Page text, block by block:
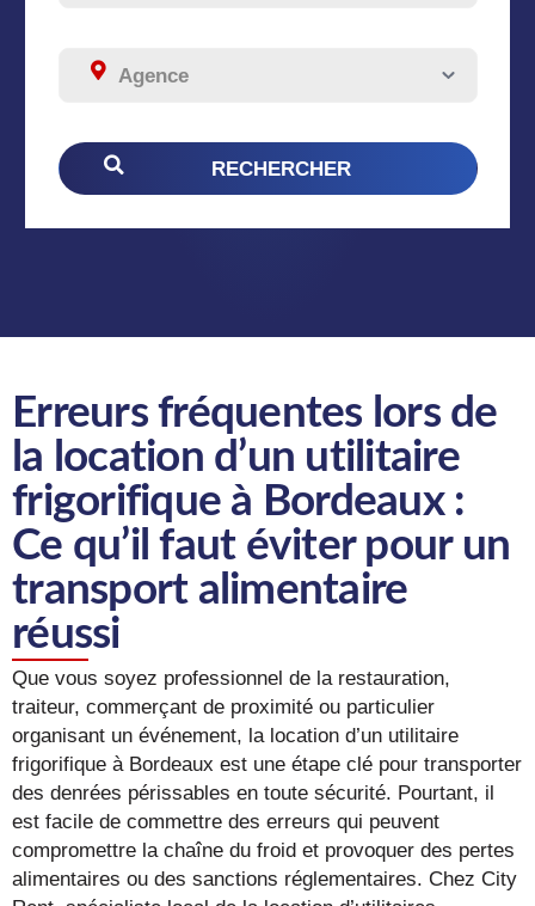
Erreurs fréquentes lors de
la location d’un utilitaire
frigorifique à Bordeaux :
Ce qu’il faut éviter pour un
transport alimentaire
réussi
Que vous soyez professionnel de la restauration,
traiteur, commerçant de proximité ou particulier
organisant un événement, la location d’un utilitaire
frigorifique à Bordeaux est une étape clé pour transporter
des denrées périssables en toute sécurité. Pourtant, il
est facile de commettre des erreurs qui peuvent
compromettre la chaîne du froid et provoquer des pertes
alimentaires ou des sanctions réglementaires. Chez City